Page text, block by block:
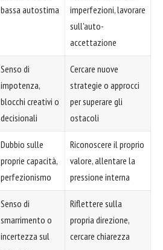
bassa autostima
imperfezioni, lavorare
sull'auto-
accettazione
Senso di
impotenza,
blocchi creativi o
decisionali
Cercare nuove
strategie o approcci
per superare gli
ostacoli
Dubbio sulle
proprie capacità,
perfezionismo
Riconoscere il proprio
valore, allentare la
pressione interna
Senso di
smarrimento o
incertezza sul
Riflettere sulla
propria direzione,
cercare chiarezza